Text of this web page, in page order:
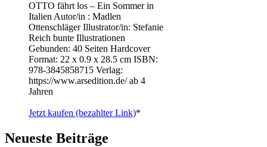
OTTO fährt los – Ein Sommer in
Italien Autor/in : Madlen
Ottenschläger Illustrator/in: Stefanie
Reich bunte Illustrationen
Gebunden: 40 Seiten Hardcover
Format: 22 x 0.9 x 28.5 cm ISBN: ‎
978-3845858715 Verlag:
https://www.arsedition.de/ ab 4
Jahren
Jetzt kaufen (bezahlter Link)*
Neueste Beiträge